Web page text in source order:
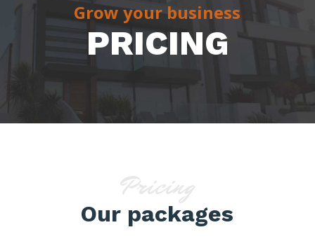
Grow your business
PRICING
Pricing
Our packages